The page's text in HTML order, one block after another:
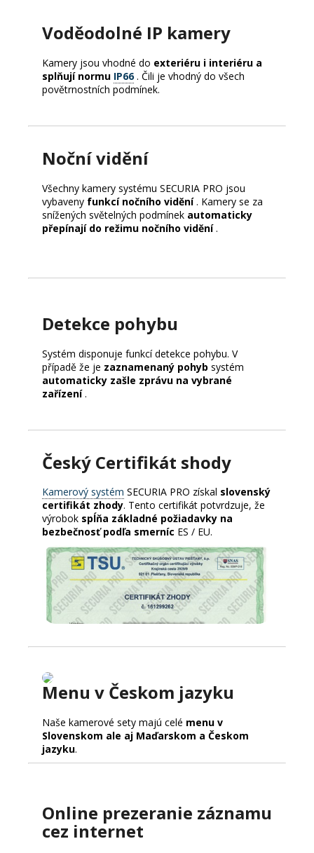
Voděodolné IP kamery
Kamery jsou vhodné do exteriéru i interiéru a
splňují normu IP66. Čili je vhodný do všech
povětrnostních podmínek.
Noční vidění
Všechny kamery systému SECURIA PRO jsou
vybaveny funkcí nočního vidění. Kamery se za
snížených světelných podmínek automaticky
přepínají do režimu nočního vidění.
Detekce pohybu
Systém disponuje funkcí detekce pohybu. V
případě že je zaznamenaný pohyb systém
automaticky zašle zprávu na vybrané
zařízení.
Český Certifikát shody
Kamerový systém SECURIA PRO získal slovenský
certifikát zhody. Tento certifikát potvrdzuje, že
výrobok spĺňa základné požiadavky na
bezbečnosť podľa smerníc ES / EU.
Menu v Českom jazyku
Naše kamerové sety majú celé menu v
Slovenskom ale aj Maďarskom a Českom
jazyku.
Online prezeranie záznamu
cez internet